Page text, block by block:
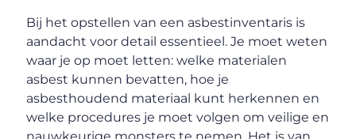
Bij het opstellen van een asbestinventaris is
aandacht voor detail essentieel. Je moet weten
waar je op moet letten: welke materialen
asbest kunnen bevatten, hoe je
asbesthoudend materiaal kunt herkennen en
welke procedures je moet volgen om veilige en